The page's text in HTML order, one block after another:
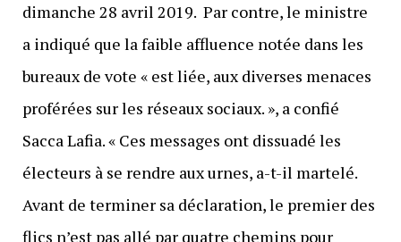
dimanche 28 avril 2019. Par contre, le ministre
a indiqué que la faible affluence notée dans les
bureaux de vote « est liée, aux diverses menaces
proférées sur les réseaux sociaux. », a confié
Sacca Lafia. « Ces messages ont dissuadé les
électeurs à se rendre aux urnes, a-t-il martelé.
Avant de terminer sa déclaration, le premier des
flics n’est pas allé par quatre chemins pour